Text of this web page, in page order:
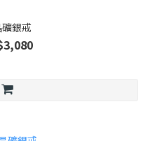
銀戒